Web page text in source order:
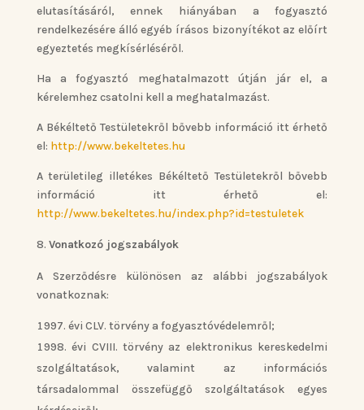
elutasításáról, ennek hiányában a fogyasztó
rendelkezésére álló egyéb írásos bizonyítékot az előírt
egyeztetés megkísérléséről.
Ha a fogyasztó meghatalmazott útján jár el, a
kérelemhez csatolni kell a meghatalmazást.
A Békéltető Testületekről bővebb információ itt érhető
el: http://www.bekeltetes.hu
A területileg illetékes Békéltető Testületekről bővebb
információ itt érhető el:
http://www.bekeltetes.hu/index.php?id=testuletek
Vonatkozó jogszabályok
A Szerződésre különösen az alábbi jogszabályok
vonatkoznak:
évi CLV. törvény a fogyasztóvédelemről;
évi CVIII. törvény az elektronikus kereskedelmi
szolgáltatások, valamint az információs
társadalommal összefüggő szolgáltatások egyes